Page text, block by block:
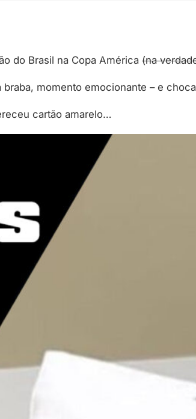
do Brasil na Copa América (na
momento emocionante – e
cartão amarelo…